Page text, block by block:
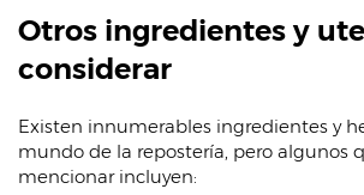
Otros ingredientes y
considerar
Existen innumerables ingredientes y
mundo de la repostería, pero algunos
mencionar incluyen: